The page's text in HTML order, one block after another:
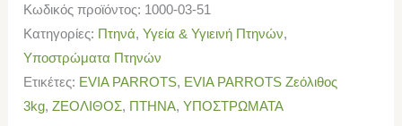
Κωδικός προϊόντος: 1000-03-51
Κατηγορίες: Πτηνά,Υγεία & Υγιεινή Πτηνών,
Υποστρώματα Πτηνών
Ετικέτες: EVIA PARROTS, EVIA PARROTS Ζεόλιθος
3kg,ΖΕΟΛΙΘΟΣ, ΠΤΗΝΑ,ΥΠΟΣΤΡΩΜΑΤΑ